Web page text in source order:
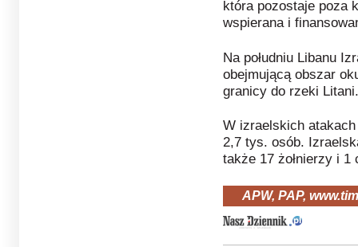
która pozostaje poza
wspierana i
Na południu Libanu
obejmującą obszar
granicy do rzeki Litani.
W izraelskich atakach
2,7 tys. osób.
także 17 żołnierzy i
APW, PAP,